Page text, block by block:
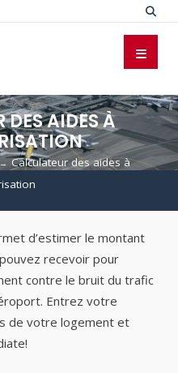
DES AIDES À
→ Calculateur des aides à
d’estimer le montant
recevoir pour
contre le bruit du trafic
Entrez votre
de votre logement et